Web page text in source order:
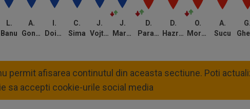
46
L.
Banu
A.
Goncear
I.
Doicaru
C.
Sima
J.
Vojtus
J.
Markovic
G.
A.
Sucu
O.
Morutan
D.
Hazrollaj
D.
Paraschiv
permit afisarea continutul din aceasta sectiune. Poti
sa accepti cookie-urile social media